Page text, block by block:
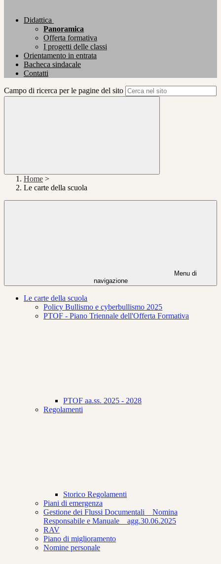
Didattica
Panoramica
Offerta formativa
I progetti delle classi
Orientamento in entrata
Bacheca sindacale
Contatti
Campo di ricerca per le pagine del sito
Home >
Le carte della scuola
Menu di
navigazione
Le carte della scuola
Policy Bullismo e cyberbullismo 2025
PTOF - Piano Triennale dell'Offerta Formativa
PTOF aa.ss. 2025 - 2028
Regolamenti
Storico Regolamenti
Piani di emergenza
Gestione dei Flussi Documentali _ Nomina
Responsabile e Manuale _ agg.30.06.2025
RAV
Piano di miglioramento
Nomine personale